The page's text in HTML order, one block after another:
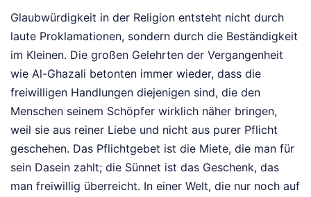
Glaubwürdigkeit in der Religion entsteht nicht durch
laute Proklamationen, sondern durch die Beständigkeit
im Kleinen. Die großen Gelehrten der Vergangenheit
wie Al-Ghazali betonten immer wieder, dass die
freiwilligen Handlungen diejenigen sind, die den
Menschen seinem Schöpfer wirklich näher bringen,
weil sie aus reiner Liebe und nicht aus purer Pflicht
geschehen. Das Pflichtgebet ist die Miete, die man für
sein Dasein zahlt; die Sünnet ist das Geschenk, das
man freiwillig überreicht. In einer Welt, die nur noch auf